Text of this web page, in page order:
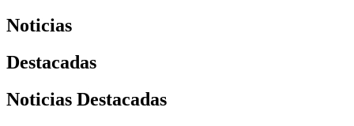
Noticias
Destacadas
Noticias Destacadas